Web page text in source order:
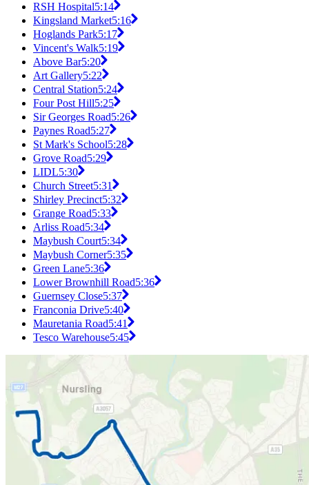
RSH Hospital5:14
Kingsland Market5:16
Hoglands Park5:17
Vincent's Walk5:19
Above Bar5:20
Art Gallery5:22
Central Station5:24
Four Post Hill5:25
Sir Georges Road5:26
Paynes Road5:27
St Mark's School5:28
Grove Road5:29
LIDL5:30
Church Street5:31
Shirley Precinct5:32
Grange Road5:33
Arliss Road5:34
Maybush Court5:34
Maybush Corner5:35
Green Lane5:36
Lower Brownhill Road5:36
Guernsey Close5:37
Franconia Drive5:40
Mauretania Road5:41
Tesco Warehouse5:45